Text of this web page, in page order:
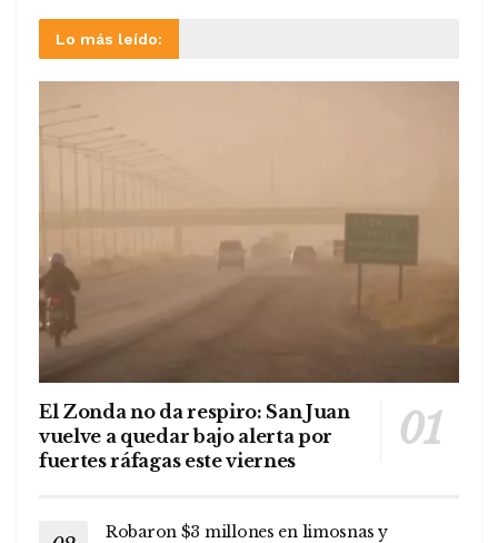
Lo más leído:
El Zonda no da respiro: San Juan
vuelve a quedar bajo alerta por
fuertes ráfagas este viernes
Robaron $3 millones en limosnas y